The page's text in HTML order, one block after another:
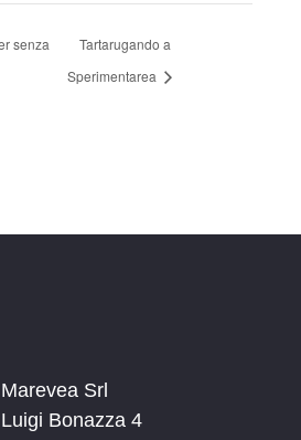
senza
Tartarugando a
Sperimentarea
Marevea Srl
Bonazza 4